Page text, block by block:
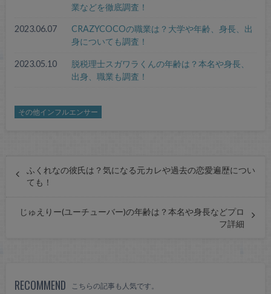
業などを徹底調査！
2023.06.07
CRAZYCOCOの職業は？大学や年齢、身長、出
身についても調査！
2023.05.10
脱税理士スガワラくんの年齢は？本名や身長、
出身、職業も調査！
その他インフルエンサー
ふくれなの彼氏は？気になる元カレや過去の恋愛遍歴につい
ても！
じゅえりー(ユーチューバー)の年齢は？本名や身長などプロ
フ詳細
RECOMMEND こちらの記事も人気です。